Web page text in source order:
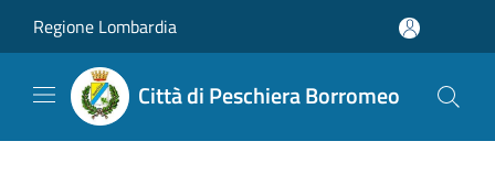
Regione Lombardia
Città di Peschiera Borromeo